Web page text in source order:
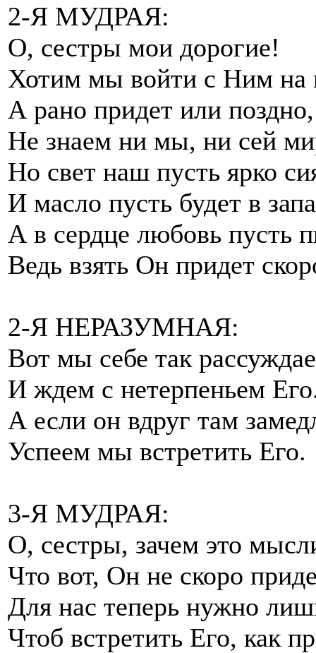
2-Я МУДРАЯ:
О, сестры мои дорогие!
Хотим мы войти с Ним на
А рано придет или поздно,
Не знаем ни мы, ни сей
Но свет наш пусть ярко
И масло пусть будет в
А в сердце любовь пусть
Ведь взять Он придет
2-Я НЕРАЗУМНАЯ:
Вот мы себе так
И ждем с нетерпеньем
А если он вдруг там
Успеем мы встретить Его.
3-Я МУДРАЯ:
О, сестры, зачем это
Что вот, Он не скоро
Для нас теперь нужно
Чтоб встретить Его, как